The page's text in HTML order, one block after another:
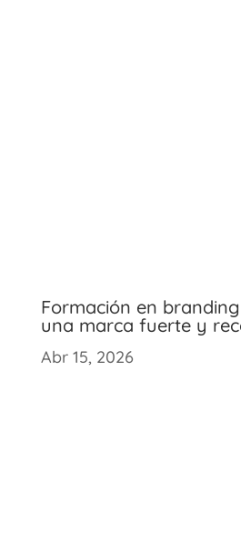
Formación en
una marca fuerte y
Abr 15, 2026